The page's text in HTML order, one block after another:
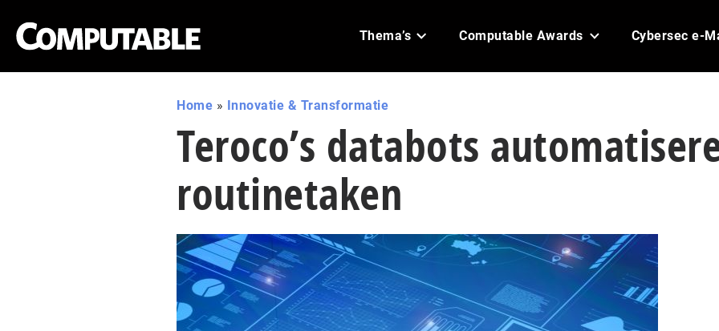
Thema’s Computable Awards Cybersec e-
Home » Innovatie & Transformatie
Teroco’s databots
routinetaken